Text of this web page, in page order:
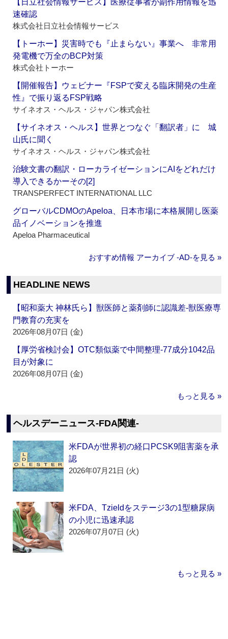
【日立社会情報サービス】医療従事者が副作用情報を迅
速確認
株式会社日立社会情報サービス
【トーホー】災害時でも『止まらない』事業へ 非常用
発電機で万全のBCP対策
株式会社トーホー
【開催報告】ウェビナー『FSPで変える臨床開発の生産
性』で振り返るFSP戦略
サイネオス・ヘルス・ジャパン株式会社
【サイネオス・ヘルス】世界とつなぐ「翻訳者」に 城
山氏に聞く
サイネオス・ヘルス・ジャパン株式会社
治験文書の翻訳・ローカライゼーションにAIをどれだけ
導入できるかーその[2]
TRANSPERFECT INTERNATIONAL LLC
グローバルCDMOのApeloa、日本市場に本格展開し医薬
品イノベーションを推進
Apeloa Pharmaceutical
おすすめ情報 アーカイブ ‐AD‐を見る »
HEADLINE NEWS
【昭和薬大 神林氏ら】獣医師と薬剤師に認識差‐獣医療専
門教育の充実を
2026年08月07日 (金)
【厚労省検討会】OTC類似薬で中間整理‐77成分1042品
目が対象に
2026年08月07日 (金)
もっと見る »
ヘルスデーニュース‐FDA関連‐
米FDAが世界初の経口PCSK9阻害薬を承
認
2026年07月21日 (火)
米FDA、Tzieldをステージ3の1型糖尿病
の小児に迅速承認
2026年07月07日 (火)
もっと見る »